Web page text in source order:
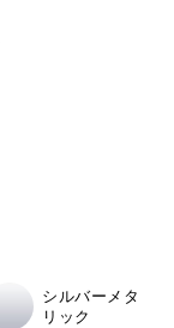
シルバーメタ
リック